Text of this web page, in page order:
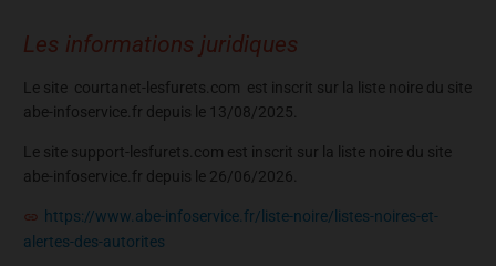
Les informations juridiques
Le site courtanet-lesfurets.com est inscrit sur la liste noire du site
abe-infoservice.fr depuis le 13/08/2025.
Le site support-lesfurets.com est inscrit sur la liste noire du site
abe-infoservice.fr depuis le 26/06/2026.
https://www.abe-infoservice.fr/liste-noire/listes-noires-et-
alertes-des-autorites